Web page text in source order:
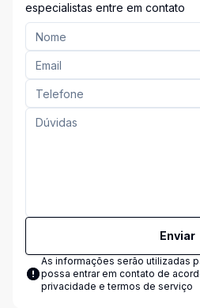
especialistas entre em contato
Enviar
As informações serão utilizadas
possa entrar em contato de
privacidade e termos de serviço